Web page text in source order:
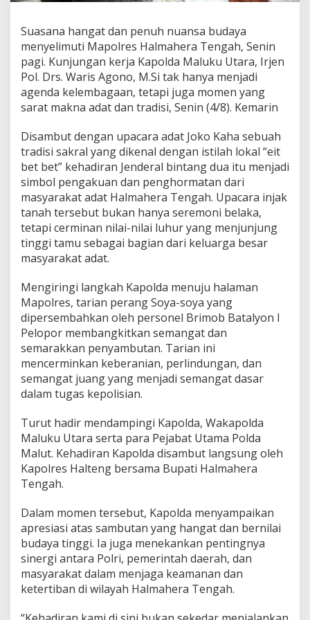
U
t
a
a
d
i
a
l
m
a
h
e
r
T
e
n
a
h
d
i
w
a
n
a
i
e
n
y
a
m
t
a
n
A
d
a
t
Suasana hangat dan penuh nuansa budaya
menyelimuti Mapolres Halmahera Tengah, Senin
pagi. Kunjungan kerja Kapolda Maluku Utara, Irjen
Pol. Drs. Waris Agono, M.Si tak hanya menjadi
agenda kelembagaan, tetapi juga momen yang
sarat makna adat dan tradisi, Senin (4/8). Kemarin
Disambut dengan upacara adat Joko Kaha sebuah
tradisi sakral yang dikenal dengan istilah lokal “eit
bet bet” kehadiran Jenderal bintang dua itu menjadi
simbol pengakuan dan penghormatan dari
masyarakat adat Halmahera Tengah. Upacara injak
tanah tersebut bukan hanya seremoni belaka,
tetapi cerminan nilai-nilai luhur yang menjunjung
tinggi tamu sebagai bagian dari keluarga besar
masyarakat adat.
Mengiringi langkah Kapolda menuju halaman
Mapolres, tarian perang Soya-soya yang
dipersembahkan oleh personel Brimob Batalyon I
Pelopor membangkitkan semangat dan
semarakkan penyambutan. Tarian ini
mencerminkan keberanian, perlindungan, dan
semangat juang yang menjadi semangat dasar
dalam tugas kepolisian.
Turut hadir mendampingi Kapolda, Wakapolda
Maluku Utara serta para Pejabat Utama Polda
Malut. Kehadiran Kapolda disambut langsung oleh
Kapolres Halteng bersama Bupati Halmahera
Tengah.
Dalam momen tersebut, Kapolda menyampaikan
apresiasi atas sambutan yang hangat dan bernilai
budaya tinggi. Ia juga menekankan pentingnya
sinergi antara Polri, pemerintah daerah, dan
masyarakat dalam menjaga keamanan dan
ketertiban di wilayah Halmahera Tengah.